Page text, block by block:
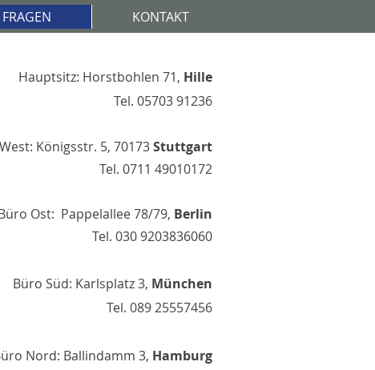
KONTAKT
Hauptsitz: Horstbohlen 71, Hille
Tel. 05703 91236
Königsstr. 5, 70173Stuttgart
Tel. 0711 49010172
Ost: Pappelallee 78/79, Berlin
Tel. 030 9203836060
Büro Süd: Karlsplatz 3, München
Tel. 089 25557456
Nord: Ballindamm 3, Hamburg